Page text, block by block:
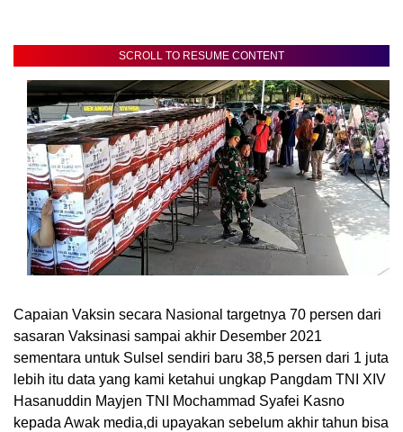
SCROLL TO RESUME CONTENT
Capaian Vaksin secara Nasional targetnya 70 persen dari
sasaran Vaksinasi sampai akhir Desember 2021
sementara untuk Sulsel sendiri baru 38,5 persen dari 1 juta
lebih itu data yang kami ketahui ungkap Pangdam TNI XIV
Hasanuddin Mayjen TNI Mochammad Syafei Kasno
kepada Awak media,di upayakan sebelum akhir tahun bisa